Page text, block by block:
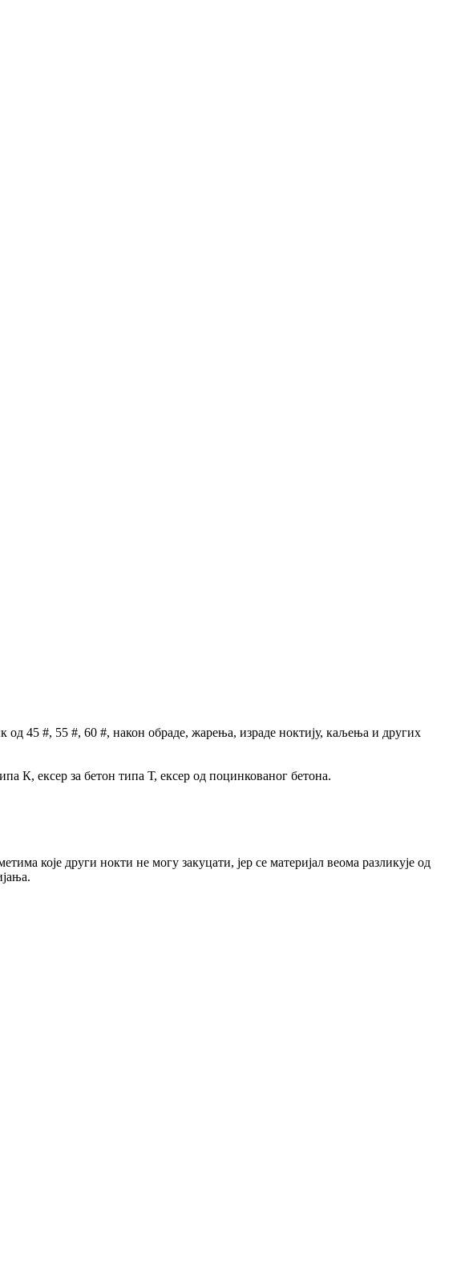
од 45 #, 55 #, 60 #, након обраде, жарења, израде ноктију, каљења и других
К, ексер за бетон типа Т, ексер од поцинкованог бетона.
које други нокти не могу закуцати, јер се материјал веома разликује од